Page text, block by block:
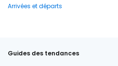
Arrivées et départs
Guides des tendances